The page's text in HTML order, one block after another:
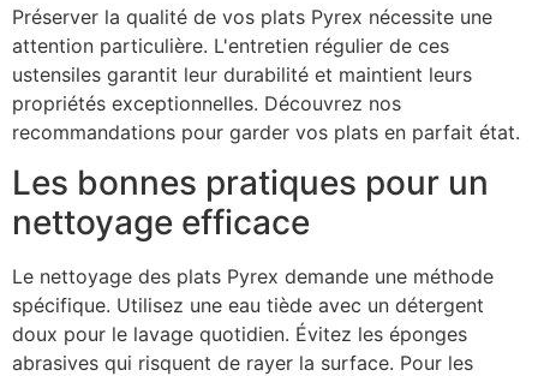
Préserver la qualité de vos plats Pyrex nécessite une
attention particulière. L'entretien régulier de ces
ustensiles garantit leur durabilité et maintient leurs
propriétés exceptionnelles. Découvrez nos
recommandations pour garder vos plats en parfait état.
Les bonnes pratiques pour un
nettoyage efficace
Le nettoyage des plats Pyrex demande une méthode
spécifique. Utilisez une eau tiède avec un détergent
doux pour le lavage quotidien. Évitez les éponges
abrasives qui risquent de rayer la surface. Pour les